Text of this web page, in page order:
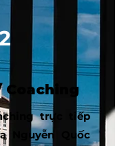
Coaching
trực tiếp
Nguyễn Quốc